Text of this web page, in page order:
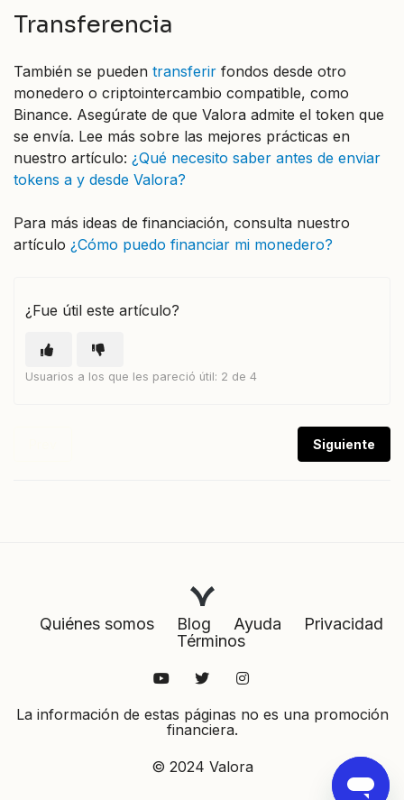
Transferencia
También se pueden transferir fondos desde otro
monedero o criptointercambio compatible, como
Binance. Asegúrate de que Valora admite el token que
se envía. Lee más sobre las mejores prácticas en
nuestro artículo: ¿Qué necesito saber antes de enviar
tokens a y desde Valora?
Para más ideas de financiación, consulta nuestro
artículo ¿Cómo puedo financiar mi monedero?
¿Fue útil este artículo?
Usuarios a los que les pareció útil: 2 de 4
Siguiente
Quiénes somos Blog Ayuda
Privacidad
Términos
La información de estas páginas no es una promoción
financiera.
© 2024 Valora